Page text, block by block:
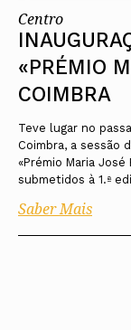
Centro
«PRÉMIO
COIMBRA
Teve lugar no
Coimbra, a sessão
«Prémio Maria
submetidos à 1.ª
Saber Mais